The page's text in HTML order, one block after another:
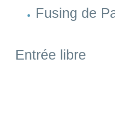
Fusing de
Entrée libre